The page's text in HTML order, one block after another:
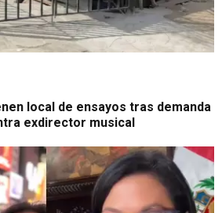
local de ensayos tras demanda
exdirector musical